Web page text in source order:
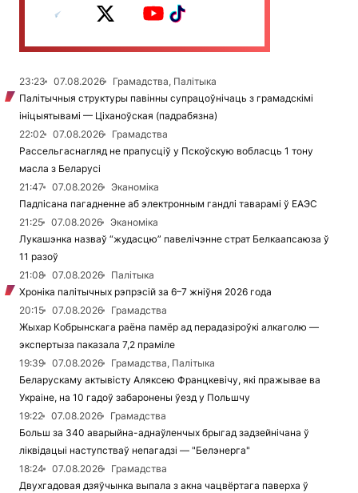
23:23 07.08.2026
Грамадства, Палітыка
Палітычныя структуры павінны супрацоўнічаць з грамадскімі
ініцыятывамі — Ціханоўская (падрабязна)
22:02
07.08.2026
Грамадства
Рассельгаснагляд не прапусціў у Пскоўскую вобласць 1 тону
масла з Беларусі
21:47
07.08.2026
Эканоміка
Падпісана пагадненне аб электронным гандлі таварамі ў ЕАЭС
21:25
07.08.2026
Эканоміка
Лукашэнка назваў “жудасцю” павелічэнне страт Белкаапсаюза ў
11 разоў
21:08
07.08.2026
Палітыка
Хроніка палітычных рэпрэсій за 6–7 жніўня 2026 года
20:15
07.08.2026
Грамадства
Жыхар Кобрынскага раёна памёр ад перадазіроўкі алкаголю —
экспертыза паказала 7,2 праміле
19:39
07.08.2026
Грамадства, Палітыка
Беларускаму актывісту Аляксею Францкевічу, які пражывае ва
Украіне, на 10 гадоў забаронены ўезд у Польшчу
19:22
07.08.2026
Грамадства
Больш за 340 аварыйна-аднаўленчых брыгад задзейнічана ў
ліквідацыі наступстваў непагадзі — "Белэнерга"
18:24
07.08.2026
Грамадства
Двухгадовая дзяўчынка выпала з акна чацвёртага паверха ў